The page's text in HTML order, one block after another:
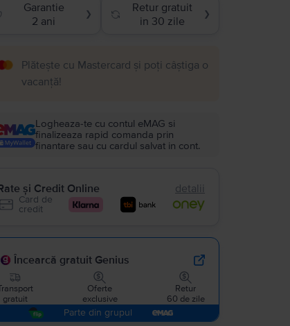
Garantie
2 ani
❯
Retur gratuit
in 30 zile
❯
Plătește cu Mastercard și poți câștiga o
vacanță!
Logheaza-te cu contul eMAG si
finalizeaza rapid comanda prin
finantare sau cu cardul salvat in cont.
și Credit Online detalii
Card de
credit
Încearcă gratuit Genius
gratuit
Oferte
exclusive
Retur
60 de zile
Parte din grupul